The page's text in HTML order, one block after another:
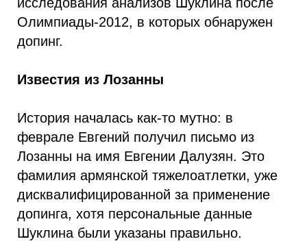
Олимпиады-2012, в которых обнаружен
допинг.
Известия из Лозанны
История началась как-то мутно: в
феврале Евгений получил письмо из
Лозанны на имя Евгении Далузян. Это
фамилия армянской тяжелоатлетки, уже
дисквалифицированной за применение
допинга, хотя персональные данные
Шуклина были указаны правильно.